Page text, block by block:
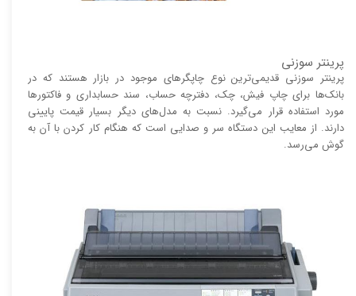
پرینتر سوزنی
پرینتر سوزنی قدیمی‌ترین نوع چاپگر‌های موجود در بازار هستند که در
بانک‌ها برای چاپ فیش، چک، دفترچه حساب، سند حسابداری و فاکتور‌ها
مورد استفاده قرار می‌گیرد. نسبت به مدل‌های دیگر بسیار قیمت پایینی
دارند. از معایب این دستگاه سر و صدایی است که هنگام کار کردن با آن به
گوش می‌رسد.